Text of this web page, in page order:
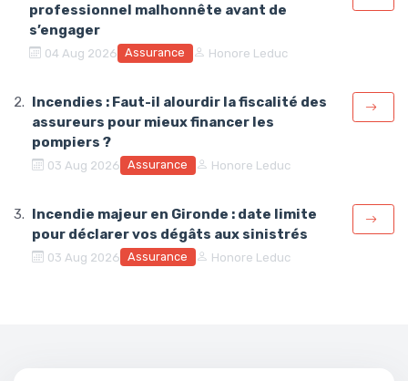
professionnel malhonnête avant de
s’engager
04 Aug 2026 Assurance Honore Leduc
Incendies : Faut-il alourdir la fiscalité des
assureurs pour mieux financer les
pompiers ?
03 Aug 2026 Assurance Honore Leduc
Incendie majeur en Gironde : date limite
pour déclarer vos dégâts aux sinistrés
03 Aug 2026 Assurance Honore Leduc